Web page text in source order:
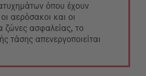
όπου έχουν
αερόσακοι και οι
ζώνες ασφαλείας, το
τάσης απενεργοποιείται